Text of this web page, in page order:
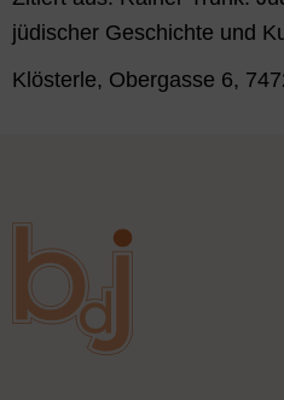
jüdischer Geschichte und
Klösterle, Obergasse 6,